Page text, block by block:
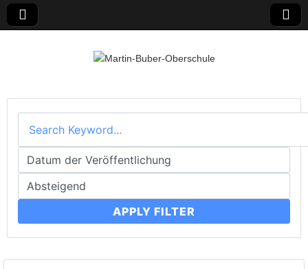
Martin-Buber-
Oberschule
APPLY FILTER